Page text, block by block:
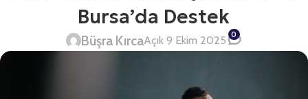
Bursa’da Destek
Büşra KırcaAçık 9 Ekim 2025 0